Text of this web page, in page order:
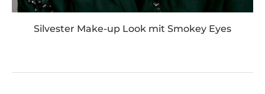
Silvester Make-up Look mit Smokey Eyes